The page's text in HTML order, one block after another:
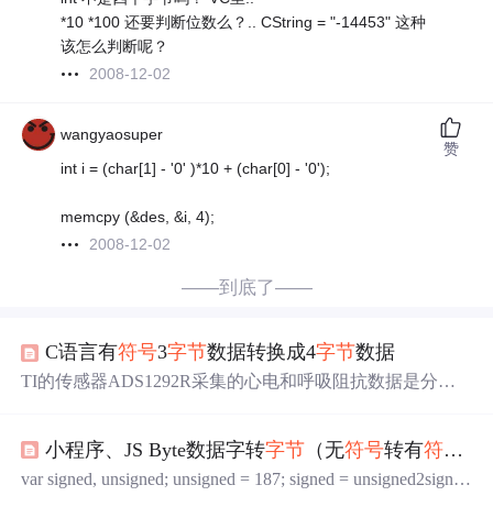
*10 *100 还要判断位数么？.. CString = "-14453" 这种
该怎么判断呢？
2008-12-02
wangyaosuper
int i = (char[1] - '0' )*10 + (char[0] - '0');
memcpy (&des, &i, 4);
2008-12-02
赞
——到底了——
C语言有符号3字节数据转换成4字节数据
TI的传感器ADS1292R采集的心电和呼吸阻抗数据是分别
换成4字节的数据类型才能参与运算。...
小程序、JS Byte数据字转字节 （无符号转有符号
var signed, unsigned; unsigned = 187; signed = unsigned2signed